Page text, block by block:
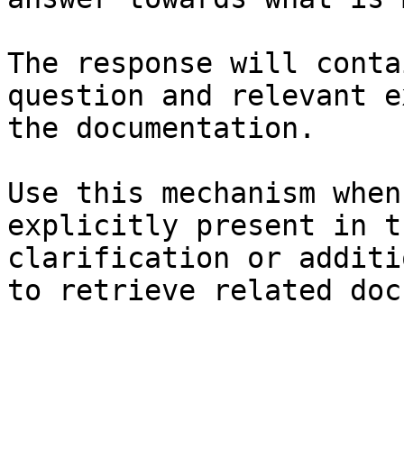
The response will
question and relevant
the documentation.
Use this mechanism
explicitly present in
clarification or